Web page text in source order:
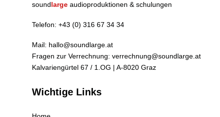
soundlarge audioproduktionen & schulungen
Telefon: +43 (0) 316 67 34 34
Mail: hallo@soundlarge.at
Fragen zur Verrechnung: verrechnung@soundlarge.at
Kalvariengürtel 67 / 1.OG | A-8020 Graz
Wichtige Links